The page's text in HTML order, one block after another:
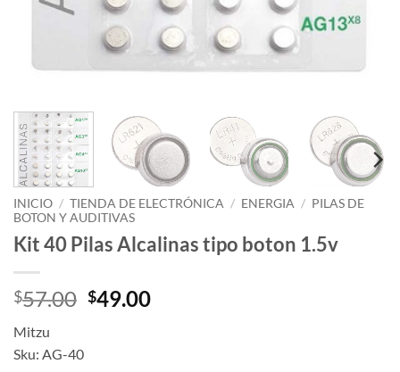
INICIO / TIENDA DE ELECTRÓNICA / ENERGIA / PILAS DE
BOTON Y AUDITIVAS
Kit 40 Pilas Alcalinas tipo boton 1.5v
$57.00 Original
$49.00Current
Mitzu
Sku: AG-40